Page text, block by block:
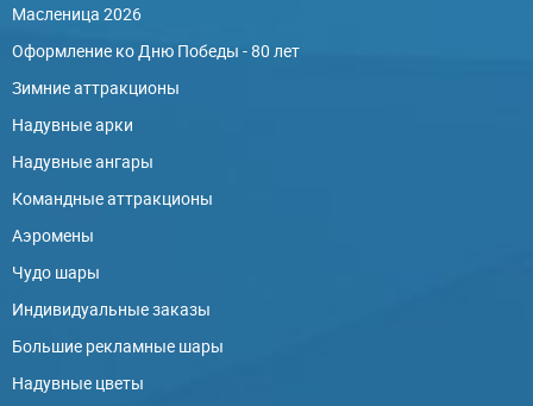
Масленица 2026
Оформление ко Дню Победы - 80 лет
Зимние аттракционы
Надувные арки
Надувные ангары
Командные аттракционы
Аэромены
Чудо шары
Индивидуальные заказы
Большие рекламные шары
Надувные цветы